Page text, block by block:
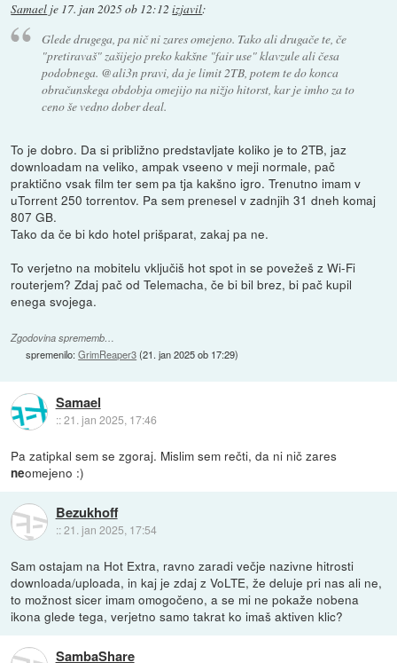
Samael je 17. jan 2025 ob 12:12 izjavil:
Glede drugega, pa nič ni zares omejeno. Tako ali drugače te, če
"pretiravaš" zašijejo preko kakšne "fair use" klavzule ali česa
podobnega. @ali3n pravi, da je limit 2TB, potem te do konca
obračunskega obdobja omejijo na nižjo hitorst, kar je imho za to
ceno še vedno dober deal.
To je dobro. Da si približno predstavljate koliko je to 2TB, jaz
downloadam na veliko, ampak vseeno v meji normale, pač
praktično vsak film ter sem pa tja kakšno igro. Trenutno imam v
uTorrent 250 torrentov. Pa sem prenesel v zadnjih 31 dneh komaj
807 GB.
Tako da če bi kdo hotel prišparat, zakaj pa ne.
To verjetno na mobitelu vključiš hot spot in se povežeš z Wi-Fi
routerjem? Zdaj pač od Telemacha, če bi bil brez, bi pač kupil
enega svojega.
Zgodovina sprememb…
spremenilo:GrimReaper3(21. jan 2025 ob 17:29)
Samael
::21. jan 2025, 17:46
Pa zatipkal sem se zgoraj. Mislim sem rečti, da ni nič zares
neomejeno :)
Bezukhoff
::21. jan 2025, 17:54
Sam ostajam na Hot Extra, ravno zaradi večje nazivne hitrosti
downloada/uploada, in kaj je zdaj z VoLTE, že deluje pri nas ali ne,
to možnost sicer imam omogočeno, a se mi ne pokaže nobena
ikona glede tega, verjetno samo takrat ko imaš aktiven klic?
SambaShare